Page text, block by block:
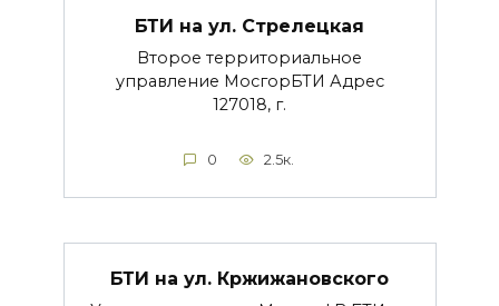
БТИ на ул. Стрелецкая
Второе территориальное
управление МосгорБТИ Адрес
127018, г.
0 2.5к.
БТИ на ул. Кржижановского